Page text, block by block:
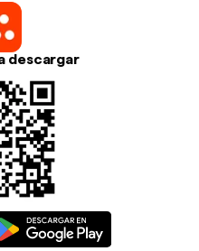
descargar